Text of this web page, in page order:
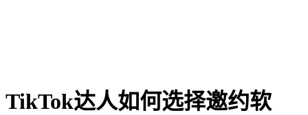
TikTok达人如何选择邀约软